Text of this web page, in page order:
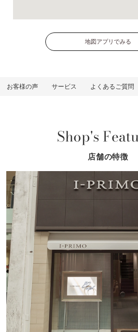
地図アプリでみる
お客様の声 サービス よくあるご質問
Shop's
店舗の特徴